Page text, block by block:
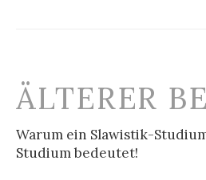
Beitrags-
ÄLTERER
Warum ein Slawistik-
Studium bedeutet!